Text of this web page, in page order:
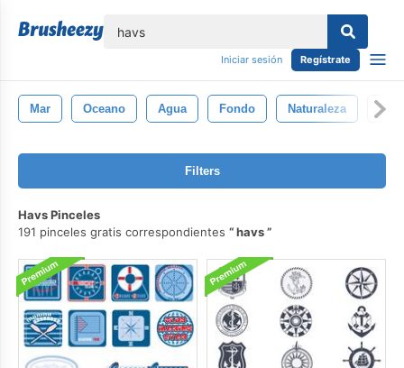
Iniciar sesión Regístrate
Mar Oceano Agua Fondo Naturaleza
Filters
Havs Pinceles
191 pinceles gratis correspondientes
havs